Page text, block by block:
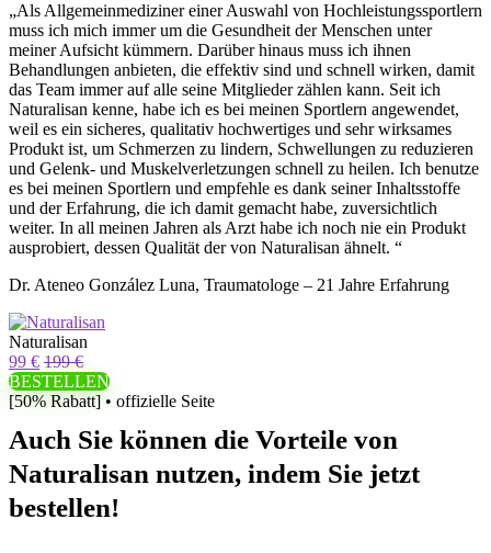
„Als Allgemeinmediziner einer Auswahl von Hochleistungssportlern
muss ich mich immer um die Gesundheit der Menschen unter
meiner Aufsicht kümmern. Darüber hinaus muss ich ihnen
Behandlungen anbieten, die effektiv sind und schnell wirken, damit
das Team immer auf alle seine Mitglieder zählen kann. Seit ich
Naturalisan kenne, habe ich es bei meinen Sportlern angewendet,
weil es ein sicheres, qualitativ hochwertiges und sehr wirksames
Produkt ist, um Schmerzen zu lindern, Schwellungen zu reduzieren
und Gelenk- und Muskelverletzungen schnell zu heilen. Ich benutze
es bei meinen Sportlern und empfehle es dank seiner Inhaltsstoffe
und der Erfahrung, die ich damit gemacht habe, zuversichtlich
weiter. In all meinen Jahren als Arzt habe ich noch nie ein Produkt
ausprobiert, dessen Qualität der von Naturalisan ähnelt. “
Dr. Ateneo González Luna, Traumatologe – 21 Jahre Erfahrung
Naturalisan
99 € 199 €
BESTELLEN
[50% Rabatt] • offizielle Seite
Auch Sie können die Vorteile von
Naturalisan nutzen, indem Sie jetzt
bestellen!